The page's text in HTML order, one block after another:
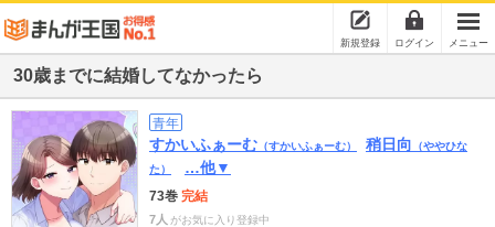
新規登録 ログイン メニュー
30歳までに結婚してなかったら
青年
すかいふぁーむ （すかいふぁーむ） 稍日向 （ややひな
た）
…他▼
73巻 完結
7人 がお気に入り登録中